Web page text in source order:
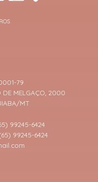
79
DE MELGAÇO, 2000
MT
99245-6424
99245-6424